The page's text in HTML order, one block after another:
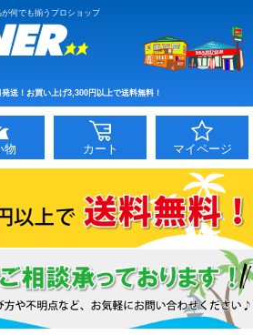
何でも揃うプロショップ
送！お買い上げ3,300円以上で送料無料！
物 カート マイページ